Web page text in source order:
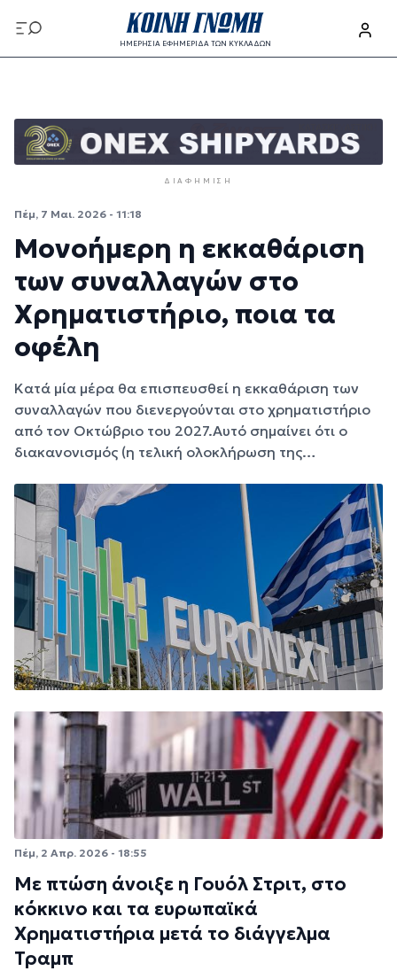
Παράκαμψη προς το κυρίως περιεχόμενο
ΗΜΕΡΗΣΙΑ ΕΦΗΜΕΡΙΔΑ ΤΩΝ ΚΥΚΛΑΔΩΝ
ΔΙΑΦΉΜΙΣΗ
Πέμ, 7 Μαι. 2026 - 11:18
Μονοήμερη η εκκαθάριση
των συναλλαγών στο
Χρηματιστήριο, ποια τα
οφέλη
Κατά μία μέρα θα επισπευσθεί η εκκαθάριση των
συναλλαγών που διενεργούνται στο χρηματιστήριο
από τον Οκτώβριο του 2027.Αυτό σημαίνει ότι ο
διακανονισμός (η τελική ολοκλήρωση της…
Πέμ, 2 Απρ. 2026 - 18:55
Με πτώση άνοιξε η Γουόλ Στριτ, στο
κόκκινο και τα ευρωπαϊκά
Χρηματιστήρια μετά το διάγγελμα
Τραμπ